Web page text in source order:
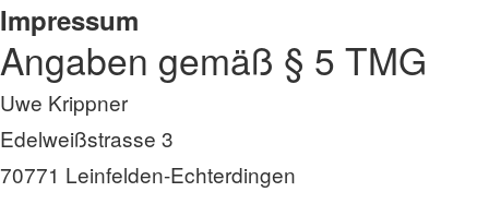
Impressum
Angaben gemäß § 5 TMG
Uwe Krippner
Edelweißstrasse 3
70771 Leinfelden-Echterdingen